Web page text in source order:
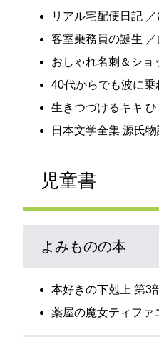
リアル宅配便日記
客室乗務員の誕生
おしゃれ名刺＆ショ
40代からでも波に
生きつづけるキキ
日本文学全集 源氏
児童書
よみものの本
本好きの下剋上 第3
薬屋の魔女ティファ